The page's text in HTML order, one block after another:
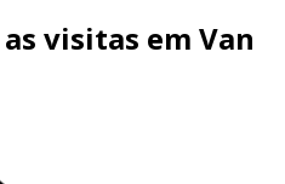
visitas em Van